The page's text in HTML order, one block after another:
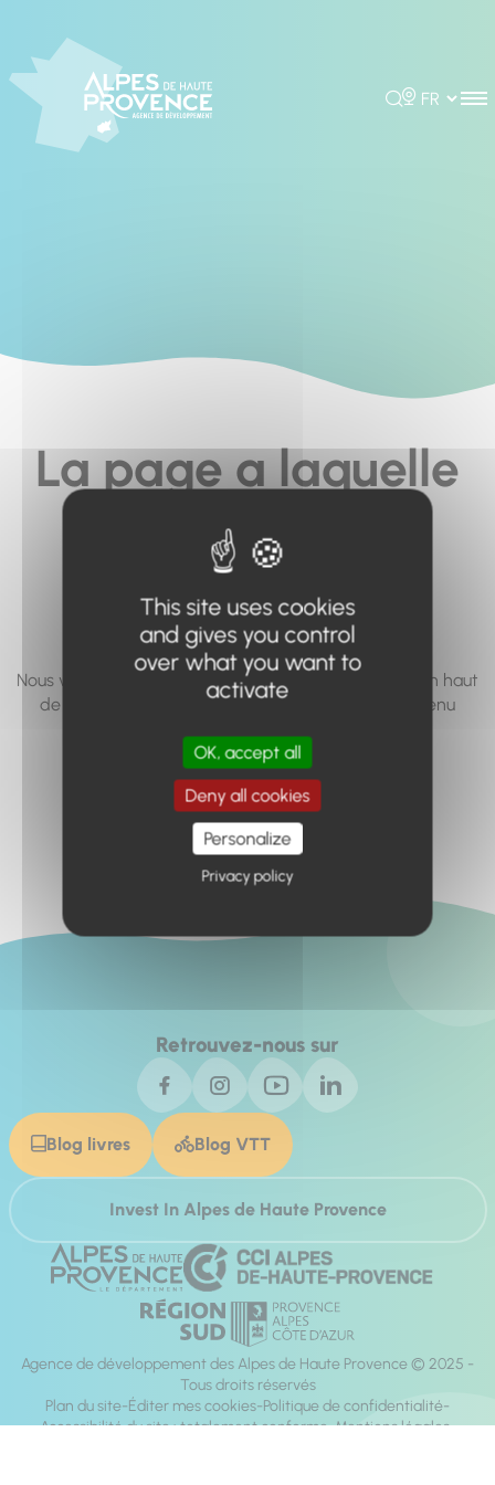
Rechercher
Choisir la
La page a laquelle
vous cherchez à
accéder n'existe
pas... ou plus.
Nous vous invitons à utiliser le moteur de recherche en haut
de page, ou à utiliser le menu pour trouver le contenu
Retour à l'accueil
Retrouvez-nous sur
Blog livres Blog VTT
Invest In Alpes de Haute Provence
Agence de développement des Alpes de Haute Provence © 2025 -
Tous droits réservés
Plan du site Éditer mes cookies Politique de confidentialité
Accessibilité du site : totalement conforme Mentions légales
This site uses cookies
and gives you control
over what you want to
activate
OK, accept all
Deny all cookies
Personalize
Privacy policy